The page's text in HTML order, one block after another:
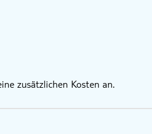
zusätzlichen Kosten an.